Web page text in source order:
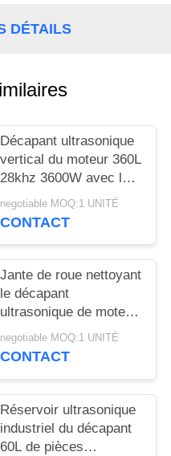
DÉTAILS
Décapant ultrasonique
vertical du moteur 360L
28khz 3600W avec le
couvercle/drainage
articulés
negotiable MOQ:1 UNITÉ
CONTACT
Jante de roue nettoyant
le décapant
ultrasonique de moteur
avec le PLC
hydraulique
negotiable MOQ:1 UNITÉ
CONTACT
Réservoir ultrasonique
industriel du décapant
60L de pièces